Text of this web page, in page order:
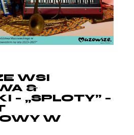
WSI
&
– „SPLOTY” –
W